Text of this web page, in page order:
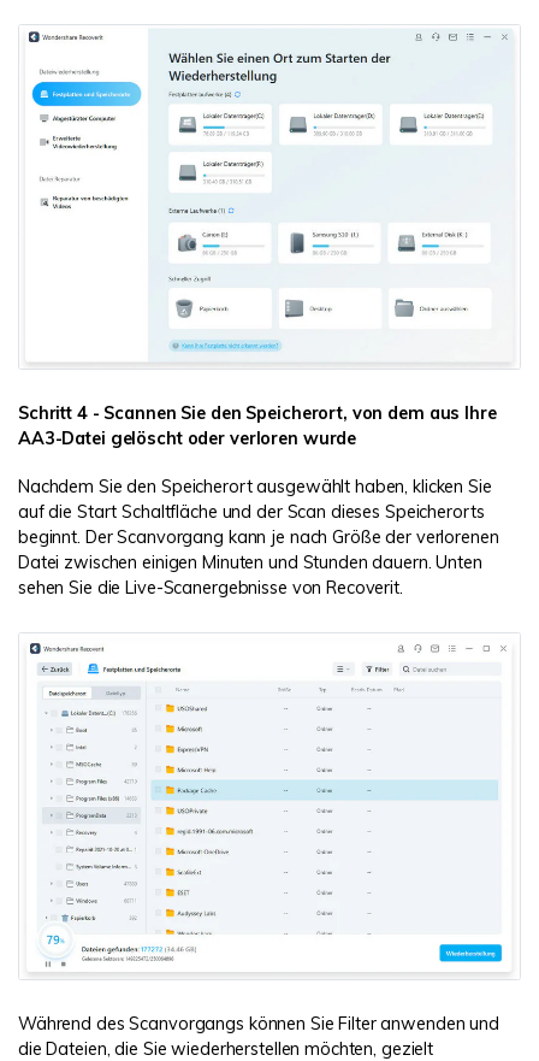
Schritt 4 - Scannen Sie den Speicherort, von dem aus Ihre
AA3-Datei gelöscht oder verloren wurde
Nachdem Sie den Speicherort ausgewählt haben, klicken Sie
auf die Start Schaltfläche und der Scan dieses Speicherorts
beginnt. Der Scanvorgang kann je nach Größe der verlorenen
Datei zwischen einigen Minuten und Stunden dauern. Unten
sehen Sie die Live-Scanergebnisse von Recoverit.
Während des Scanvorgangs können Sie Filter anwenden und
die Dateien, die Sie wiederherstellen möchten, gezielt